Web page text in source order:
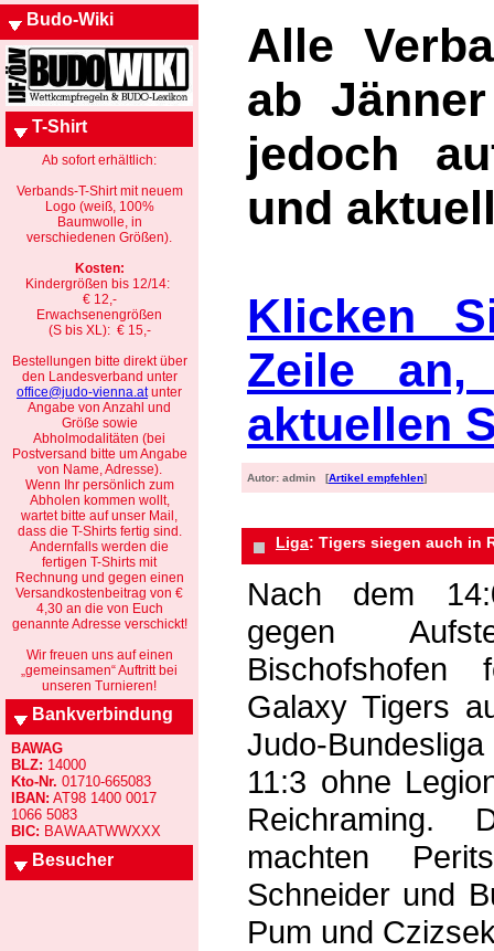
Budo-Wiki
T-Shirt
Ab sofort erhältlich:
Verbands-T-Shirt mit neuem
Logo (weiß, 100%
Baumwolle, in
verschiedenen Größen).
Kosten:
Kindergrößen bis 12/14:
€ 12,-
Erwachsenengrößen
(S bis XL): € 15,-
Bestellungen bitte direkt über
den Landesverband unter
office@judo-vienna.atunter
Angabe von Anzahl und
Größe sowie
Abholmodalitäten (bei
Postversand bitte um Angabe
von Name, Adresse).
Wenn Ihr persönlich zum
Abholen kommen wollt,
wartet bitte auf unser Mail,
dass die T-Shirts fertig sind.
Andernfalls werden die
fertigen T-Shirts mit
Rechnung und gegen einen
Versandkostenbeitrag von €
4,30 an die von Euch
genannte Adresse verschickt!
Wir freuen uns auf einen
„gemeinsamen“ Auftritt bei
unseren Turnieren!
Bankverbindung
BAWAG
BLZ: 14000
Kto-Nr. 01710-665083
IBAN: AT98 1400 0017
1066 5083
BIC: BAWAATWWXXX
Besucher
Alle
ab
jedoch
und
Klicken
Zeile
aktuellen
Autor: admin [Artikel empfehlen]
Liga: Tigers siegen auch in
Nach dem
gegen
Bischofshofen
Galaxy Tigers
Judo-
11:3 ohne
machten
Schneider und
Pum und